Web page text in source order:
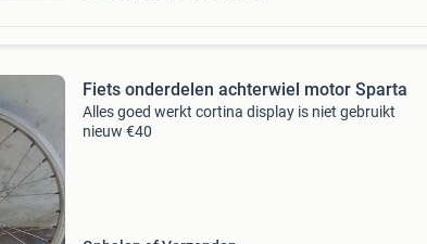
Fiets onderdelen achterwiel motor Sparta
Alles goed werkt cortina display is niet gebruikt
nieuw €40